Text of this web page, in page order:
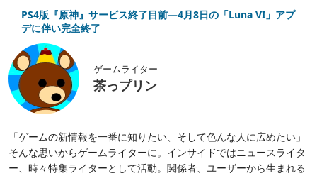
PS4版『原神』サービス終了目前―4月8日の「Luna VI」アプ
デに伴い完全終了
ゲームライター
茶っプリン
「ゲームの新情報を一番に知りたい、そして色んな人に広めたい」
そんな思いからゲームライターに。インサイドではニュースライタ
ー、時々特集ライターとして活動。関係者、ユーザーから生まれる